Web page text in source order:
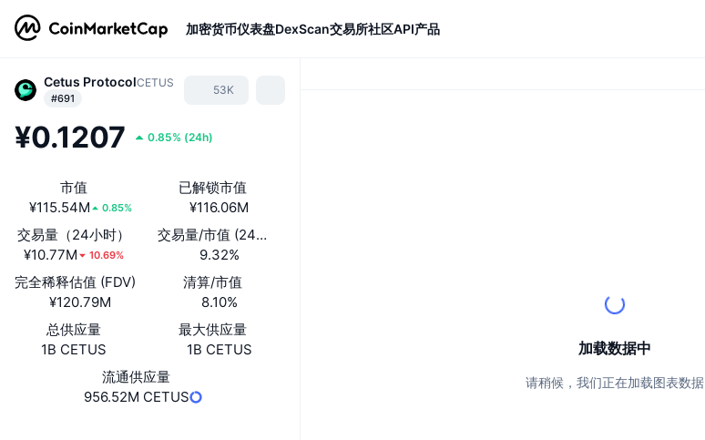
加密货币仪表盘DexScan交易所社区API产品
Cetus ProtocolCETUS
#691
53K
¥0.1207 0.85% (24h)
市值
¥115.54M
0.85%
已解锁市值
¥116.06M
交易量（24小时）
¥10.77M
10.69%
交易量/市值 (24小时)
9.32%
完全稀释估值 (FDV)
¥120.79M
清算/市值
8.10%
总供应量
1B CETUS
最大供应量
1B CETUS
流通供应量
956.52M CETUS
加载数据中
请稍候，我们正在加载图表数据